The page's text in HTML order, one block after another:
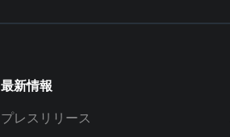
最新情報
プレスリリース